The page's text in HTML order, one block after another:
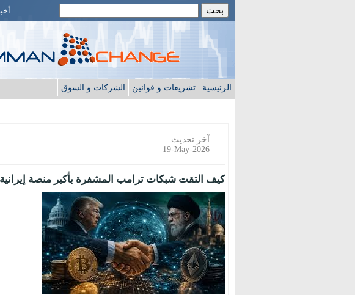
الرئيسية تشريعات و قوانين الشركات و السوق
آخر تحديث
19-May-2026
كيف التقت شبكات ترامب المشفرة بأكبر منصة